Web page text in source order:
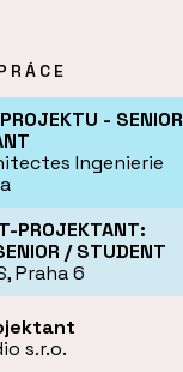
- SENIOR
Ingenierie
PROJEKTANT:
/ STUDENT
Praha 6
s.r.o.